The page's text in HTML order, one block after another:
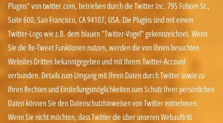
Plugins" von twitter.com, betrieben durch die Twitter Inc. 795 Folsom St.,
Suite 600, San Francisco, CA 94107, USA. Die Plugins sind mit einem
Twitter-Logo wie z.B. dem blauen "Twitter-Vogel" gekennzeichnet. Wenn
Sie die Re-Tweet Funktionen nutzen, werden die von Ihnen besuchten
Websites Dritten bekanntgegeben und mit Ihrem Twitter-Account
verbunden. Details zum Umgang mit Ihren Daten durch Twitter sowie zu
Ihren Rechten und Einstellungsmöglichkeiten zum Schutz Ihrer persönlichen
Daten können Sie den Datenschutzhinweisen vonTwitterentnehmen.
Wenn Sie nicht möchten, dass Twitter die über unseren Webauftritt